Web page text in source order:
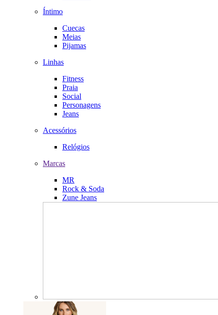
Íntimo
Cuecas
Meias
Pijamas
Linhas
Fitness
Praia
Social
Personagens
Jeans
Acessórios
Relógios
Marcas
MR
Rock & Soda
Zune Jeans